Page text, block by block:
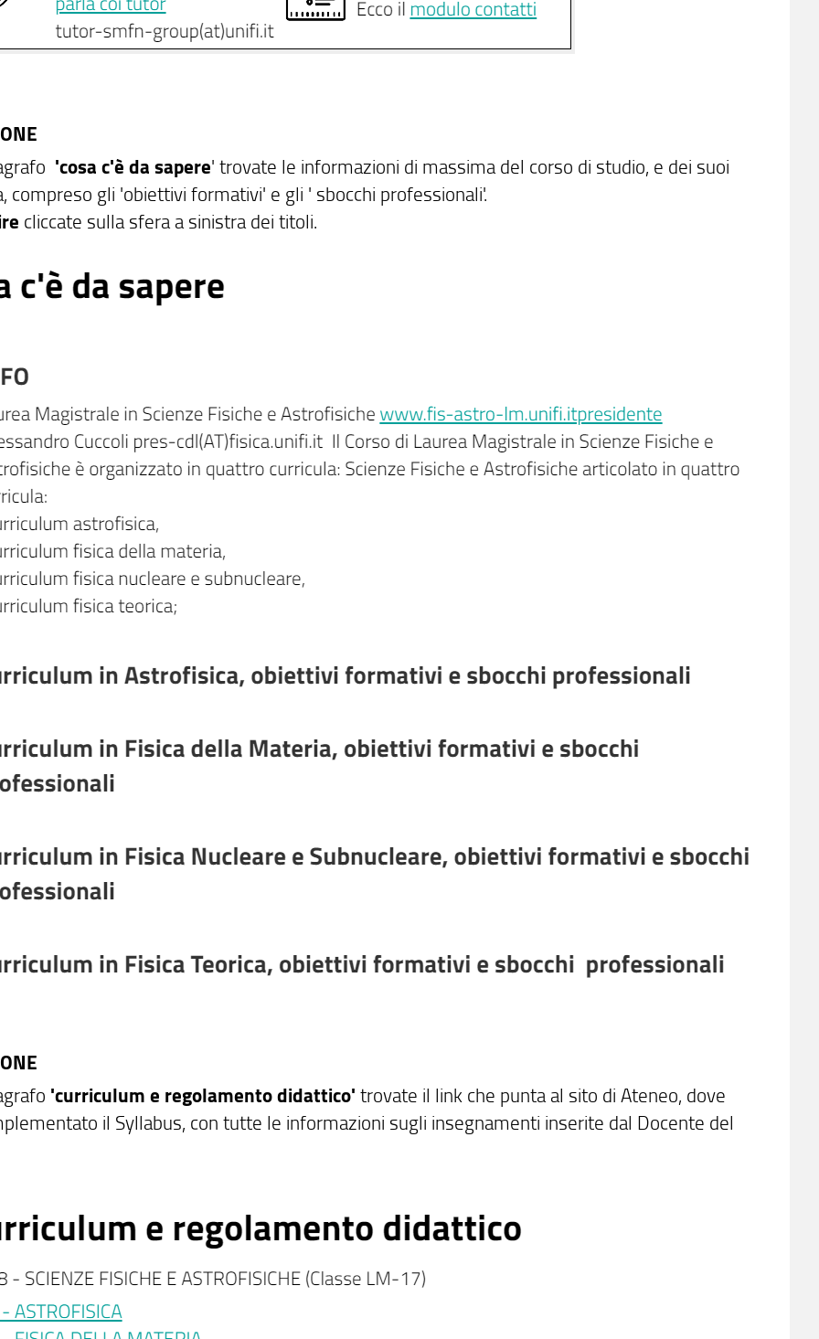
'cosa c'è da sapere' trovate le informazioni di massima del corso di studio, e dei suoi
compreso gli 'obiettivi formativi' e gli ' sbocchi professionali'.
cliccate sulla sfera a sinistra dei titoli.
'curriculum e regolamento didattico' trovate il link che punta al sito di Ateneo, dove
il Syllabus, con tutte le informazioni sugli insegnamenti inserite dal Docente del